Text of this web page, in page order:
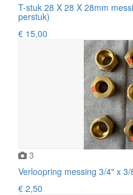
T-stuk 28 X 28 X 28mm
perstuk)
€ 15,00
3
Verloopring messing 3/4" x
€ 2,50